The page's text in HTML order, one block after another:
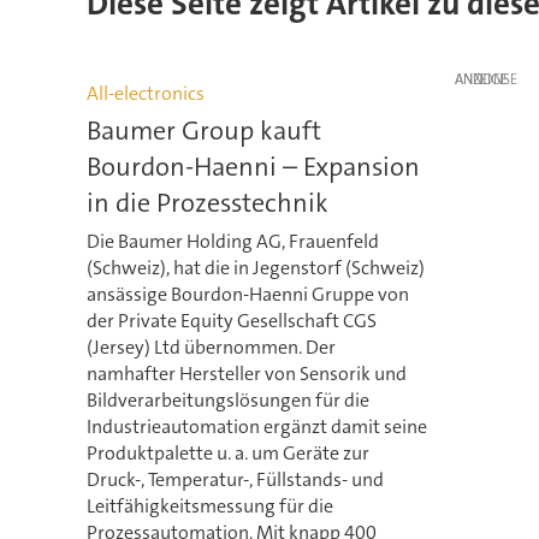
All-electronics
Baumer Group kauft
Bourdon-Haenni – Expansion
in die Prozesstechnik
Die Baumer Holding AG, Frauenfeld
(Schweiz), hat die in Jegenstorf (Schweiz)
ansässige Bourdon-Haenni Gruppe von
der Private Equity Gesellschaft CGS
(Jersey) Ltd übernommen. Der
namhafter Hersteller von Sensorik und
Bildverarbeitungslösungen für die
Industrieautomation ergänzt damit seine
Produktpalette u. a. um Geräte zur
Druck-, Temperatur-, Füllstands- und
Leitfähigkeitsmessung für die
Prozessautomation. Mit knapp 400
ANZEIGE